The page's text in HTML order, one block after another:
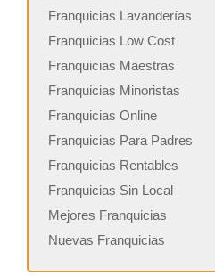
Franquicias Lavanderías
Franquicias Low Cost
Franquicias Maestras
Franquicias Minoristas
Franquicias Online
Franquicias Para Padres
Franquicias Rentables
Franquicias Sin Local
Mejores Franquicias
Nuevas Franquicias